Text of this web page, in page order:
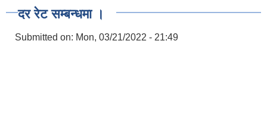
दर रेट सम्बन्धमा ।
Submitted on: Mon, 03/21/2022 - 21:49